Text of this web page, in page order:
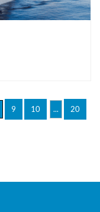
9 10 ... 20